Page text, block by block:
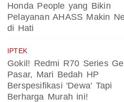
Honda People yang Bikin
Pelayanan AHASS Makin
di Hati
IPTEK
Gokil! Redmi R70 Series
Pasar, Mari Bedah HP
Berspesifikasi 'Dewa' Tapi
Berharga Murah ini!